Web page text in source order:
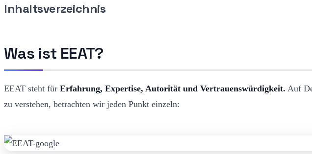
Inhaltsverzeichnis
Was ist EEAT?
EEAT steht für Erfahrung, Expertise, Autorität und Vertrauenswürdigkeit. Auf
zu verstehen, betrachten wir jeden Punkt einzeln: